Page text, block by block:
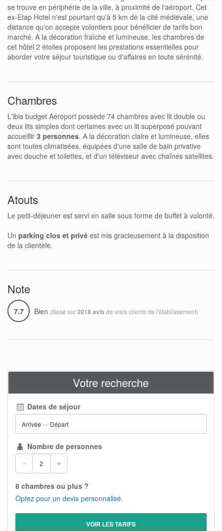
se trouve en périphérie de la ville, à proximité de l'aéroport. Cet
ex-Etap Hotel n'est pourtant qu'à 5 km de la cité médiévale, une
distance qu'on accepte volontiers pour bénéficier de tarifs bon
marché. A la décoration fraîche et lumineuse, les chambres de
cet hôtel 2 étoiles proposent les prestations essentielles pour
aborder votre séjour touristique ou d'affaires en toute sérénité.
Chambres
L'ibis budget Aéroport possède 74 chambres avec lit double ou
deux lits simples dont certaines avec un lit superposé pouvant
accueillir 3 personnes. A la décoration claire et lumineuse, elles
sont toutes climatisées, équipées d'une salle de bain privative
avec douche et toilettes, et d'un téléviseur avec chaînes satellites.
Atouts
Le petit-déjeuner est servi en salle sous forme de buffet à volonté.
Un parking clos et privé est mis gracieusement à la disposition
de la clientèle.
Note
7.7 Bien (Basé sur2018 avis de vrais clients de l'établissement)
Votre recherche
Dates de séjour
Arrivée — Départ
Nombre de personnes
- +
8 chambres ou plus ?
Optez pour un devis personnalisé.
VOIR LES TARIFS